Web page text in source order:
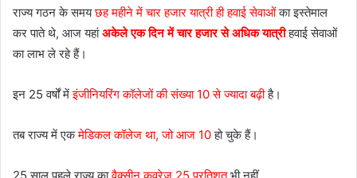
राज्य गठन के समयछह महीने में चार हजार यात्री ही हवाई सेवाओंका इस्तेमाल
कर पाते थे, आज यहांअकेले एक दिन में चार हजार से अधिक यात्रीहवाई सेवाओं
का लाभ ले रहे हैं।
इन 25 वर्षों मेंइंजीनियरिंग कॉलेजों की संख्या 10 से ज्यादा बढ़ीहै।
तब राज्य में एकमेडिकल कॉलेज था, जो आज 10हो चुके हैं।